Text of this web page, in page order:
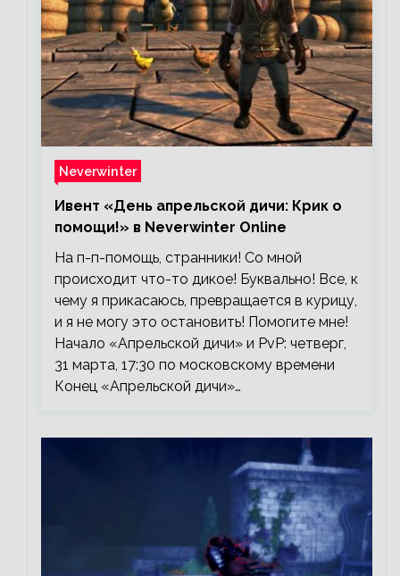
Neverwinter
Ивент «День апрельской дичи: Крик о
помощи!» в Neverwinter Online
На п-п-помощь, странники! Со мной
происходит что-то дикое! Буквально! Все, к
чему я прикасаюсь, превращается в курицу,
и я не могу это остановить! Помогите мне!
Начало «Апрельской дичи» и PvP: четверг,
31 марта, 17:30 по московскому времени
Конец «Апрельской дичи»…